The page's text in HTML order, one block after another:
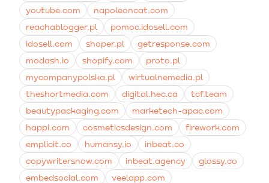
youtube.com
napoleoncat.com
reachablogger.pl
pomoc.idosell.com
idosell.com
shoper.pl
getresponse.com
modash.io
shopify.com
proto.pl
mycompanypolska.pl
wirtualnemedia.pl
theshortmedia.com
digital.hec.ca
tcf.team
beautypackaging.com
marketech-apac.com
happi.com
cosmeticsdesign.com
firework.com
emplicit.co
humansy.io
inbeat.co
copywritersnow.com
inbeat.agency
glossy.co
embedsocial.com
veelapp.com